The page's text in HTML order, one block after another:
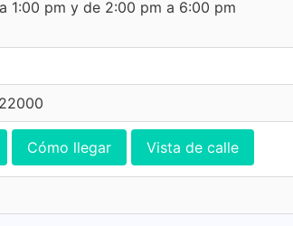
1:00 pm y de 2:00 pm a 6:00 pm
Cómo llegar Vista de calle